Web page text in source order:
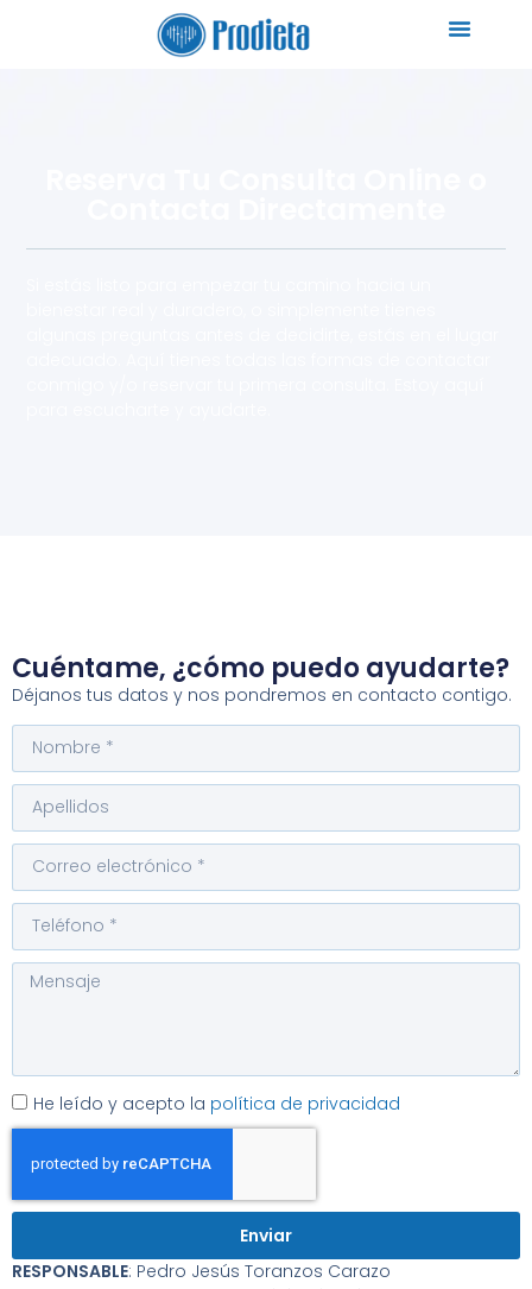
Cuéntame, ¿cómo puedo ayudarte?
Déjanos tus datos y nos pondremos en contacto contigo.
He leído y acepto la política de privacidad
Enviar
RESPONSABLE: Pedro Jesús Toranzos Carazo